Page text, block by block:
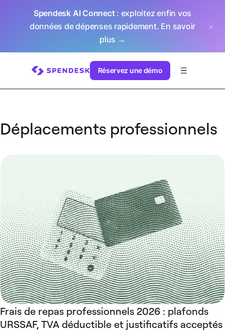
Spendesk AI Connect: exploitez enfin vos
données de dépenses rapidement. En savoir
plus →
Réservez une démo
Déplacements professionnels
Frais de repas professionnels 2026 : plafonds
URSSAF, TVA déductible et justificatifs acceptés